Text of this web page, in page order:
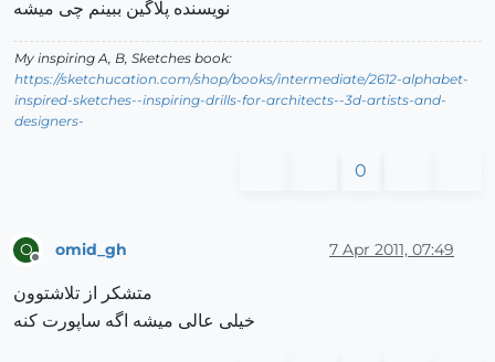
نویسنده پلاگین ببینم چی میشه
My inspiring A, B, Sketches book:
https://sketchucation.com/shop/books/intermediate/2612-alphabet-
inspired-sketches--inspiring-drills-for-architects--3d-artists-and-
designers-
0
O omid_gh 7 Apr 2011, 07:49
متشکر از تلاشتوون
خیلی عالی میشه اگه ساپورت کنه